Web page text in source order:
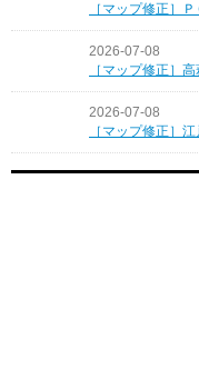
［マップ修正］
2026-07-08
［マップ修正］
2026-07-08
［マップ修正］